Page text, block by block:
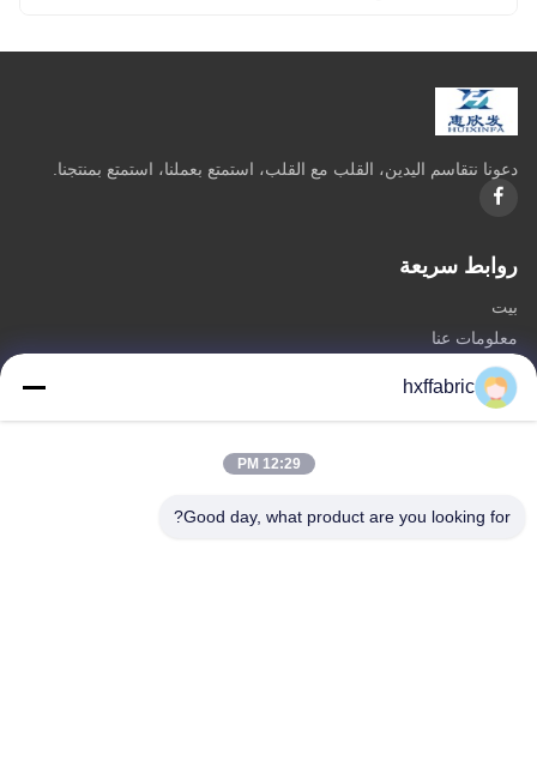
فيديو المنزل
كل الفيديوهات
فيديوهات اخرى
دعونا نتقاسم اليدين، القلب مع القلب، استمتع بعملنا، استمتع بمنتجنا.
روابط سريعة
بيت
معلومات عنا
المنتجات
اتصل بنا
hxffabric
12:29 PM
Good day, what product are you looking for?